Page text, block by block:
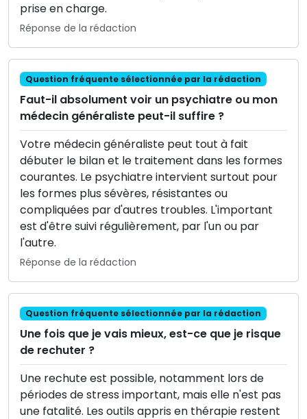
prise en charge.
Réponse de la rédaction
Question fréquente sélectionnée par la rédaction
Faut-il absolument voir un psychiatre ou mon
médecin généraliste peut-il suffire ?
Votre médecin généraliste peut tout à fait
débuter le bilan et le traitement dans les formes
courantes. Le psychiatre intervient surtout pour
les formes plus sévères, résistantes ou
compliquées par d'autres troubles. L'important
est d'être suivi régulièrement, par l'un ou par
l'autre.
Réponse de la rédaction
Question fréquente sélectionnée par la rédaction
Une fois que je vais mieux, est-ce que je risque
de rechuter ?
Une rechute est possible, notamment lors de
périodes de stress important, mais elle n'est pas
une fatalité. Les outils appris en thérapie restent